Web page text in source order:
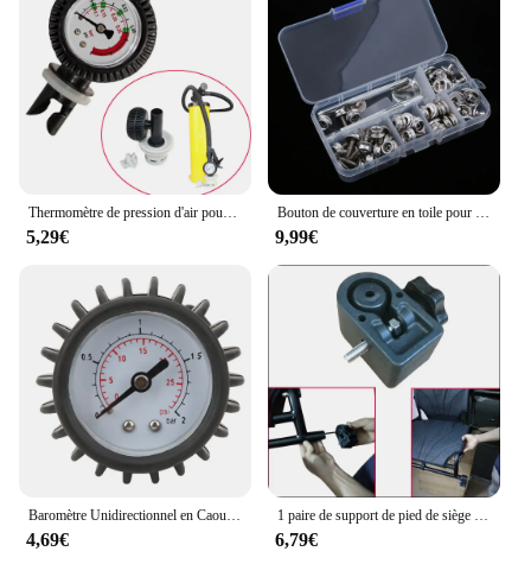
bateau en bois a construire set is designed to meet
the high standards of both hobbyists and
professionals.
5,29€ 9,99€
4,69€ 6,79€